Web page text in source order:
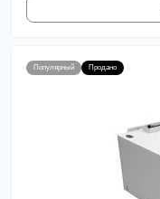
Популярный Продано